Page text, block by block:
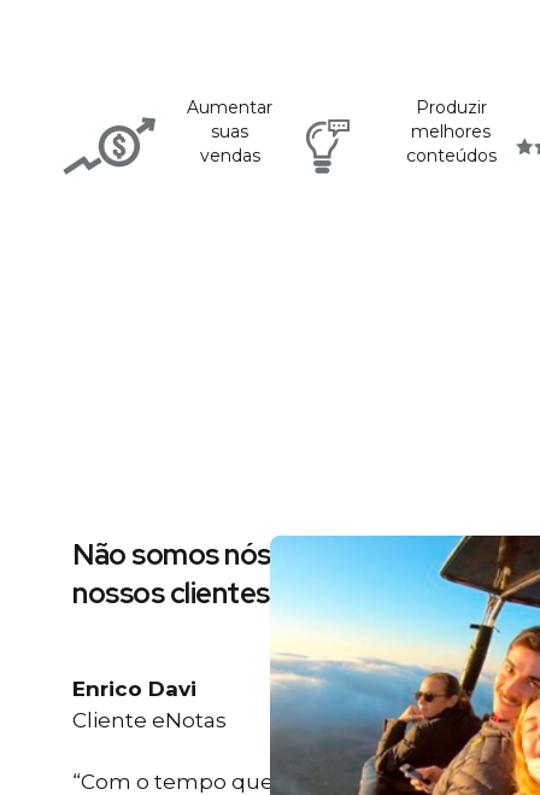
Aumentar
suas
vendas
Produzir
melhores
conteúdos
Não somos nós dizendo, são
nossos clientes
Enrico Davi
Cliente eNotas
“Com o tempo que eu ganho eu